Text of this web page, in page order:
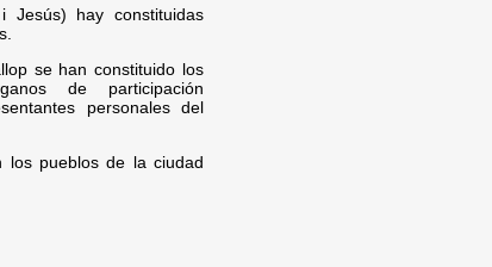
Jesús) hay constituidas
se han constituido los
de participación
personales del
los pueblos de la ciudad